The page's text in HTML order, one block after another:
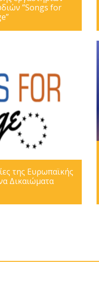
”Songs for
της Ευρωπαϊκής
Δικαιώματα